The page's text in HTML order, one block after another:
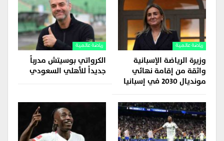
رياضة عالمية
وزيرة الرياضة الإسبانية
واثقة من إقامة نهائي
مونديال 2030 في إسبانيا
رياضة عالمية
الكرواتي بوسيتش مدرباً
جديداً للأهلي السعودي